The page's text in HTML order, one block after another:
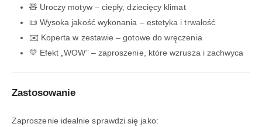
🧸 Uroczy motyw – ciepły, dziecięcy klimat
📜 Wysoka jakość wykonania – estetyka i trwałość
✉️ Koperta w zestawie – gotowe do wręczenia
💛 Efekt „WOW” – zaproszenie, które wzrusza i zachwyca
Zastosowanie
Zaproszenie idealnie sprawdzi się jako: